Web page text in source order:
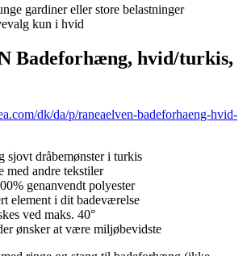
gardiner eller store belastninger
kun i hvid
Badeforhæng, hvid/turkis,
dk/da/p/raneaelven-badeforhaeng-hvid-
sjovt dråbemønster i turkis
med andre tekstiler
genanvendt polyester
element i dit badeværelse
ved maks. 40°
ønsker at være miljøbevidste